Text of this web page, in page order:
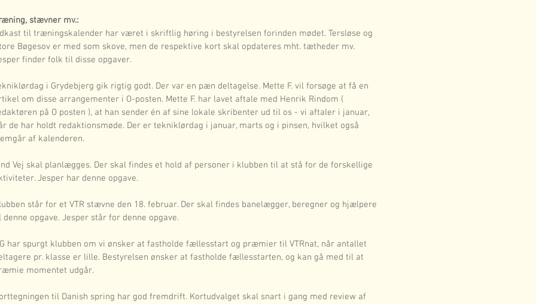
stævner mv.:
til træningskalender har været i skriftlig høring i bestyrelsen forinden mødet. Tersløse og
Bøgesov er med som skove, men de respektive kort skal opdateres mht. tætheder mv.
finder folk til disse opgaver.
i Grydebjerg gik rigtig godt. Der var en pæn deltagelse. Mette F. vil forsøge at få en
om disse arrangementer i O-posten. Mette F. har lavet aftale med Henrik Rindom (
på O posten ), at han sender én af sine lokale skribenter ud til os - vi aftaler i januar,
de har holdt redaktionsmøde. Der er tekniklørdag i januar, marts og i pinsen, hvilket også
af kalenderen.
Vej skal planlægges. Der skal findes et hold af personer i klubben til at stå for de forskellige
Jesper har denne opgave.
står for et VTR stævne den 18. februar. Der skal findes banelægger, beregner og hjælpere
denne opgave. Jesper står for denne opgave.
har spurgt klubben om vi ønsker at fastholde fællesstart og præmier til VTRnat, når antallet
pr. klasse er lille. Bestyrelsen ønsker at fastholde fællesstarten, og kan gå med til at
momentet udgår.
til Danish spring har god fremdrift. Kortudvalget skal snart i gang med review af